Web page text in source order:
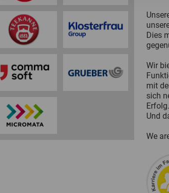
Dies
​​​​​​​Wir
mit
sich
Und
We